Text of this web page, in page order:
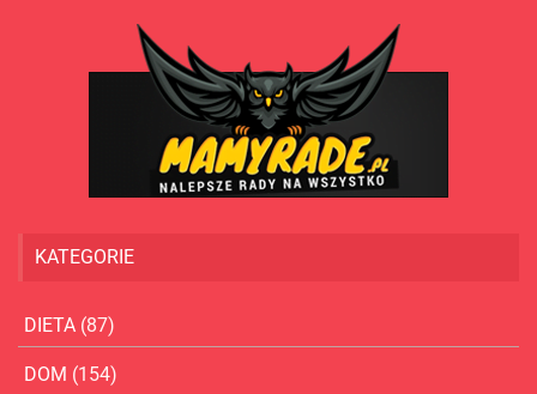
KATEGORIE
DIETA (87)
DOM (154)